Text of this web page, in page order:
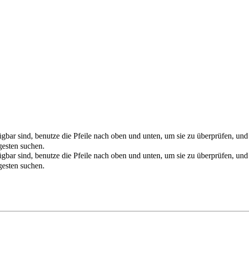
sind, benutze die Pfeile nach oben und unten, um sie zu überprüfen,
suchen.
sind, benutze die Pfeile nach oben und unten, um sie zu überprüfen,
suchen.